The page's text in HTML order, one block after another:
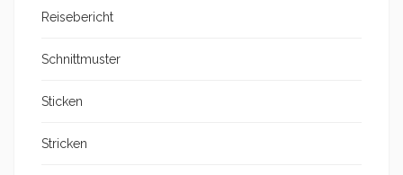
Reisebericht
Schnittmuster
Sticken
Stricken